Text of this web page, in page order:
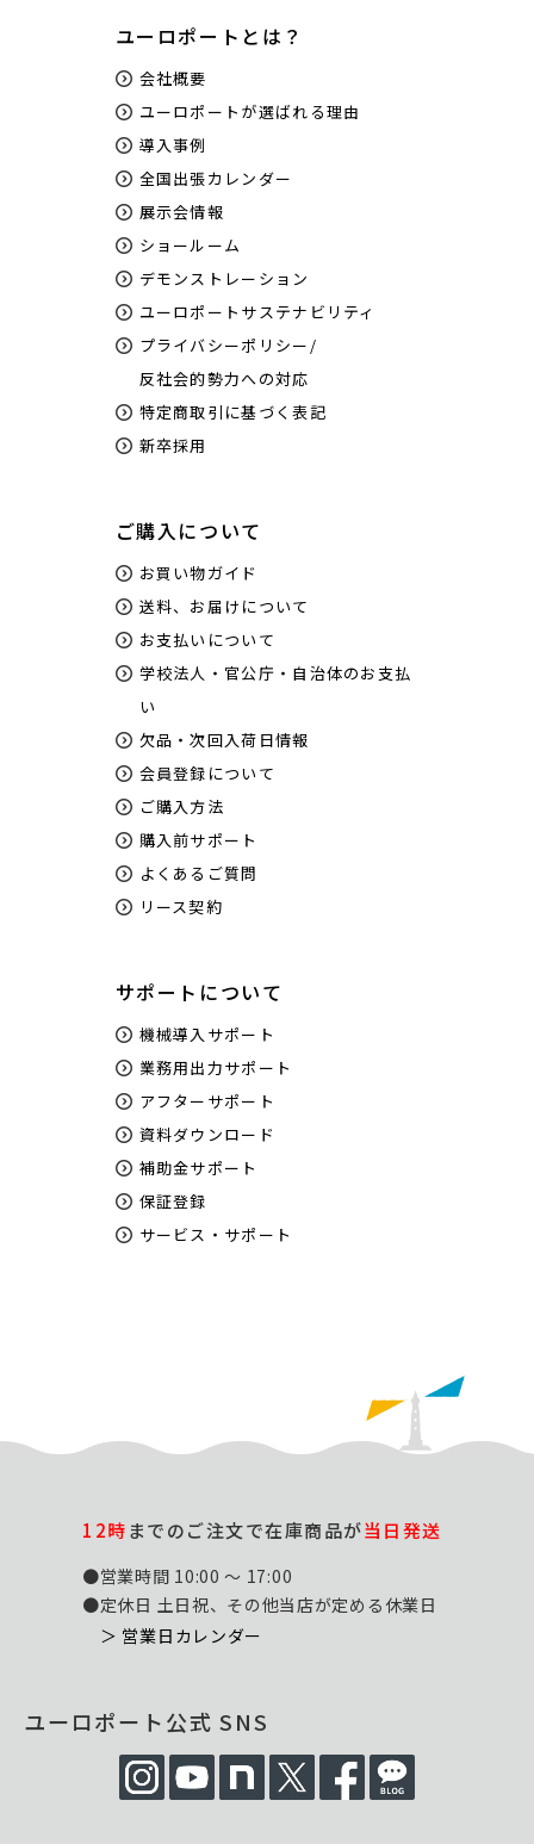
ユーロポートとは？
会社概要
ユーロポートが選ばれる理由
導入事例
全国出張カレンダー
展示会情報
ショールーム
デモンストレーション
ユーロポートサステナビリティ
プライバシーポリシー/
反社会的勢力への対応
特定商取引に基づく表記
新卒採用
ご購入について
お買い物ガイド
送料、お届けについて
お支払いについて
学校法人・官公庁・自治体のお支払
い
欠品・次回入荷日情報
会員登録について
ご購入方法
購入前サポート
よくあるご質問
リース契約
サポートについて
機械導入サポート
業務用出力サポート
アフターサポート
資料ダウンロード
補助金サポート
保証登録
サービス・サポート
12時までのご注文で在庫商品が当日発送
●営業時間 10:00 ～ 17:00
●定休日 土日祝、その他当店が定める休業日
＞ 営業日カレンダー
ユーロポート公式 SNS